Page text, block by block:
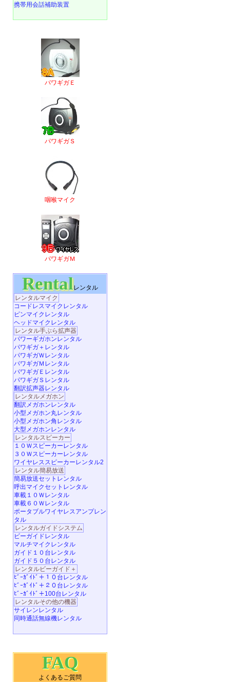
携帯用会話補助装置
パワギガＥ
パワギガＳ
咽喉マイク
パワギガＭ
Rentalレンタル
レンタルマイク
コードレスマイクレンタル
ピンマイクレンタル
ヘッドマイクレンタル
レンタル手ぶら拡声器
パワーギガホンレンタル
パワギガ＋レンタル
パワギガＷレンタル
パワギガＭレンタル
パワギガＥレンタル
パワギガＳレンタル
翻訳拡声器レンタル
レンタルメガホン
翻訳メガホンレンタル
小型メガホン丸レンタル
小型メガホン角レンタル
大型メガホンレンタル
レンタルスピーカー
１０Ｗスピーカーレンタル
３０Ｗスピーカーレンタル
ワイヤレススピーカーレンタル2
レンタル簡易放送
簡易放送セットレンタル
呼出マイクセットレンタル
車載１０Ｗレンタル
車載６０Ｗレンタル
ポータブルワイヤレスアンプレン
タル
レンタルガイドシステム
ビーガイドレンタル
マルチマイクレンタル
ガイド１０台レンタル
ガイド５０台レンタル
レンタルビーガイド＋
ﾋﾞｰｶﾞｲﾄﾞ＋１０台レンタル
ﾋﾞｰｶﾞｲﾄﾞ＋２０台レンタル
ﾋﾞｰｶﾞｲﾄﾞ＋100台レンタル
レンタルその他の機器
サイレンレンタル
同時通話無線機レンタル
FAQ
よくあるご質問